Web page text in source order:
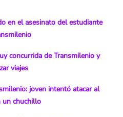
en el asesinato del estudiante
concurrida de Transmilenio y
viajes
joven intentó atacar al
un chuchillo